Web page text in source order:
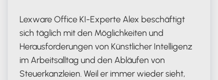
Lexware Office KI-Experte Alex beschäftigt
sich täglich mit den Möglichkeiten und
Herausforderungen von Künstlicher Intelligenz
im Arbeitsalltag und den Abläufen von
Steuerkanzleien. Weil er immer wieder sieht,